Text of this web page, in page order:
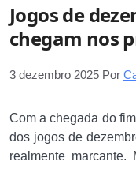
Jogos de
chegam nos
3 dezembro 2025 Por
Com a chegada do
dos jogos de
realmente marcante.